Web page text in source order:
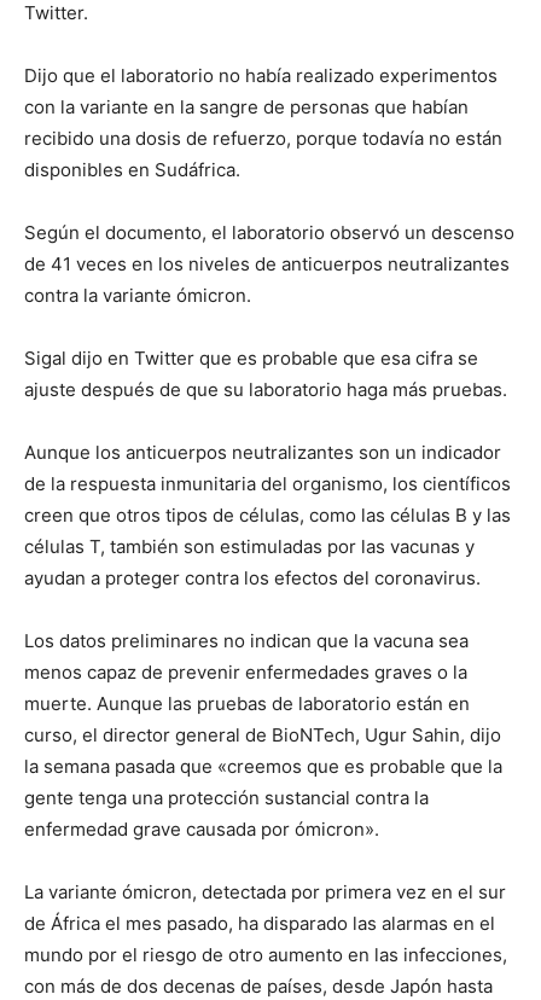
Twitter.
Dijo que el laboratorio no había realizado experimentos
con la variante en la sangre de personas que habían
recibido una dosis de refuerzo, porque todavía no están
disponibles en Sudáfrica.
Según el documento, el laboratorio observó un descenso
de 41 veces en los niveles de anticuerpos neutralizantes
contra la variante ómicron.
Sigal dijo en Twitter que es probable que esa cifra se
ajuste después de que su laboratorio haga más pruebas.
Aunque los anticuerpos neutralizantes son un indicador
de la respuesta inmunitaria del organismo, los científicos
creen que otros tipos de células, como las células B y las
células T, también son estimuladas por las vacunas y
ayudan a proteger contra los efectos del coronavirus.
Los datos preliminares no indican que la vacuna sea
menos capaz de prevenir enfermedades graves o la
muerte. Aunque las pruebas de laboratorio están en
curso, el director general de BioNTech, Ugur Sahin, dijo
la semana pasada que «creemos que es probable que la
gente tenga una protección sustancial contra la
enfermedad grave causada por ómicron».
La variante ómicron, detectada por primera vez en el sur
de África el mes pasado, ha disparado las alarmas en el
mundo por el riesgo de otro aumento en las infecciones,
con más de dos decenas de países, desde Japón hasta